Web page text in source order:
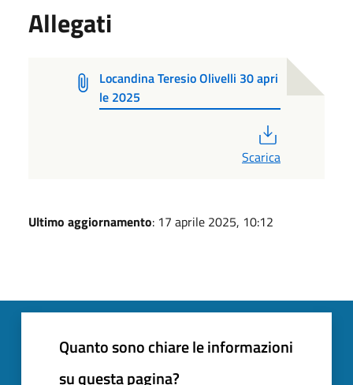
Allegati
Locandina Teresio Olivelli 30 apri
le 2025
Scarica
Ultimo aggiornamento: 17 aprile 2025, 10:12
Quanto sono chiare le informazioni
su questa pagina?